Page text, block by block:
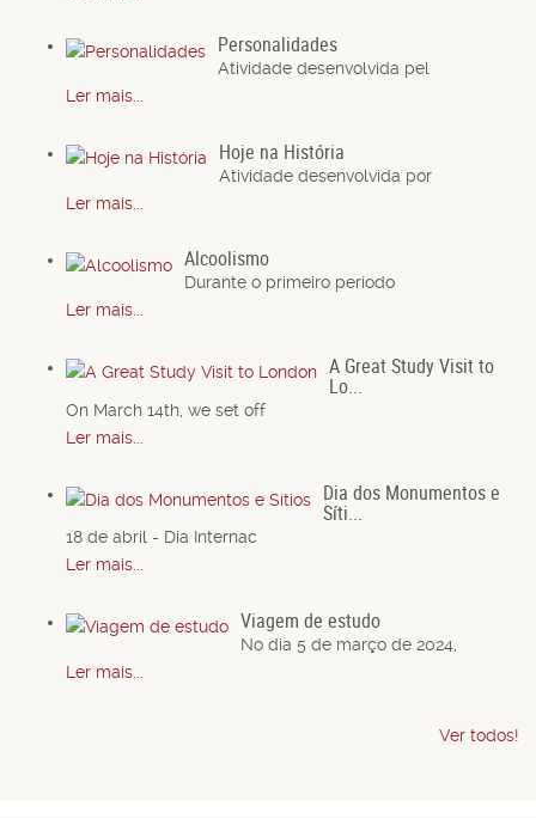
Personalidades
Atividade desenvolvida pel
Ler mais...
Hoje na História
Atividade desenvolvida por
Ler mais...
Alcoolismo
Durante o primeiro período
Ler mais...
A Great Study Visit to
Lo...
On March 14th, we set off
Ler mais...
Dia dos Monumentos e
Síti...
18 de abril - Dia Internac
Ler mais...
Viagem de estudo
No dia 5 de março de 2024,
Ler mais...
Ver todos!